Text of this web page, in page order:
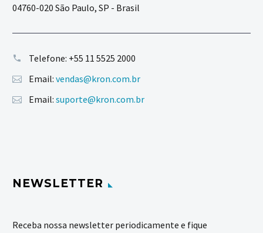
04760-020 São Paulo, SP - Brasil
Telefone: +55 11 5525 2000
Email: vendas@kron.com.br
Email: suporte@kron.com.br
NEWSLETTER
Receba nossa newsletter periodicamente e fique